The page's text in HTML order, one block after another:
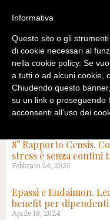
8° Rapporto Censis.
stress è senza confini
Febbraio 24, 2025
Epassi e Eudaimon.
benefit per dipendenti
Aprile 18, 2024
Informativa
Questo sito o gli
di cookie necessari al
nella cookie policy. Se
a tutti o ad alcuni cookie,
Chiudendo questo
su un link o proseguendo
acconsenti all’uso dei